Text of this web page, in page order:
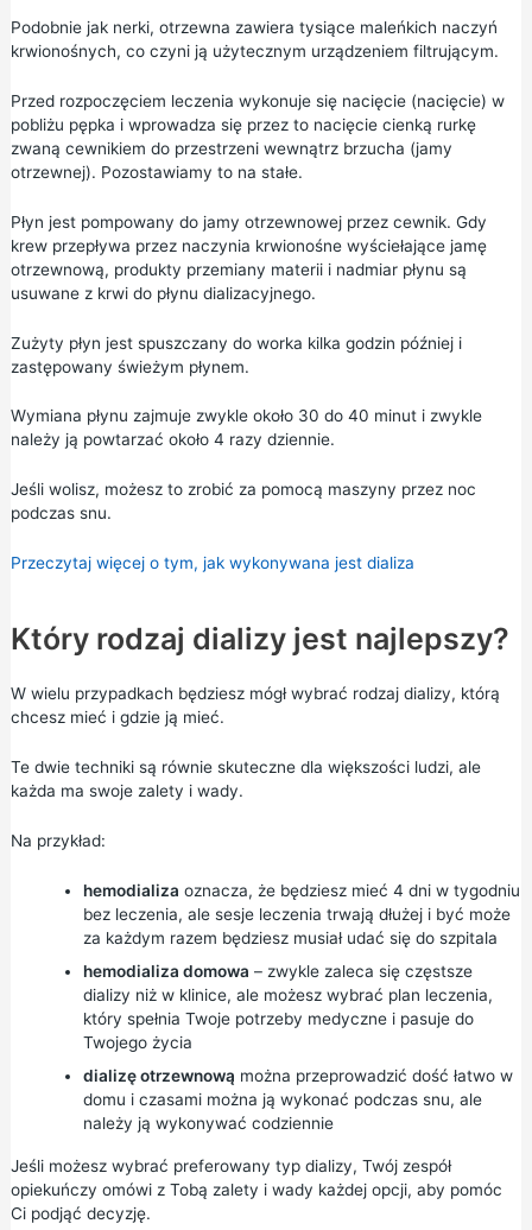
Podobnie jak nerki, otrzewna zawiera tysiące maleńkich naczyń
krwionośnych, co czyni ją użytecznym urządzeniem filtrującym.
Przed rozpoczęciem leczenia wykonuje się nacięcie (nacięcie) w
pobliżu pępka i wprowadza się przez to nacięcie cienką rurkę
zwaną cewnikiem do przestrzeni wewnątrz brzucha (jamy
otrzewnej). Pozostawiamy to na stałe.
Płyn jest pompowany do jamy otrzewnowej przez cewnik. Gdy
krew przepływa przez naczynia krwionośne wyściełające jamę
otrzewnową, produkty przemiany materii i nadmiar płynu są
usuwane z krwi do płynu dializacyjnego.
Zużyty płyn jest spuszczany do worka kilka godzin później i
zastępowany świeżym płynem.
Wymiana płynu zajmuje zwykle około 30 do 40 minut i zwykle
należy ją powtarzać około 4 razy dziennie.
Jeśli wolisz, możesz to zrobić za pomocą maszyny przez noc
podczas snu.
Przeczytaj więcej o tym, jak wykonywana jest dializa
Który rodzaj dializy jest najlepszy?
W wielu przypadkach będziesz mógł wybrać rodzaj dializy, którą
chcesz mieć i gdzie ją mieć.
Te dwie techniki są równie skuteczne dla większości ludzi, ale
każda ma swoje zalety i wady.
Na przykład:
hemodializa oznacza, że będziesz mieć 4 dni w tygodniu
bez leczenia, ale sesje leczenia trwają dłużej i być może
za każdym razem będziesz musiał udać się do szpitala
hemodializa domowa – zwykle zaleca się częstsze
dializy niż w klinice, ale możesz wybrać plan leczenia,
który spełnia Twoje potrzeby medyczne i pasuje do
Twojego życia
dializę otrzewnową można przeprowadzić dość łatwo w
domu i czasami można ją wykonać podczas snu, ale
należy ją wykonywać codziennie
Jeśli możesz wybrać preferowany typ dializy, Twój zespół
opiekuńczy omówi z Tobą zalety i wady każdej opcji, aby pomóc
Ci podjąć decyzję.